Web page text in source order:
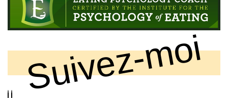
Suivez-moi